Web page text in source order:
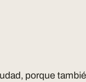
porque